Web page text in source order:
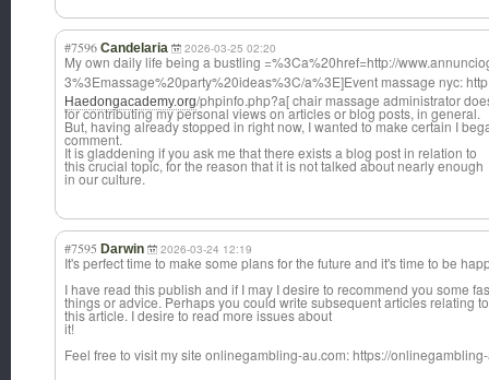
#7596 Candelaria 2026-03-25 02:20
My own daily life being a bustling =%3Ca%20href=http://www.annunc
3%3Emassage%20party%20ideas%3C/a%3E]Event massage nyc:
Haedongacademy.org/phpinfo.php?a[ chair massage administrator
for contributing my personal views on articles or blog posts, in general.
But, having already stopped in right now, I wanted to make certain I
comment.
It is gladdening if you ask me that there exists a blog post in relation to
this crucial topic, for the reason that it is not talked about nearly enough
in our culture.
#7595 Darwin 2026-03-24 12:19
It's perfect time to make some plans for the future and it's time to be
I have read this publish and if I may I desire to recommend you some
things or advice. Perhaps you could write subsequent articles relating to
this article. I desire to read more issues about
it!
Feel free to visit my site onlinegambling-au.com: https://